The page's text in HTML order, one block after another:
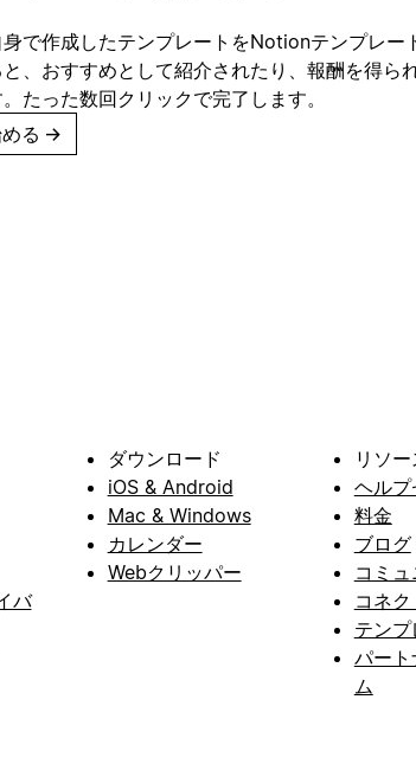
身で作成したテンプレートをNotionテンプレー
、おすすめとして紹介されたり、報酬を得ら
。たった数回クリックで完了します。
る →
バ
ダウンロード
iOS & Android
Mac & Windows
カレンダー
Webクリッパー
リソー
ヘルプ
料金
ブログ
コミュ
コネク
テンプ
パート
ム